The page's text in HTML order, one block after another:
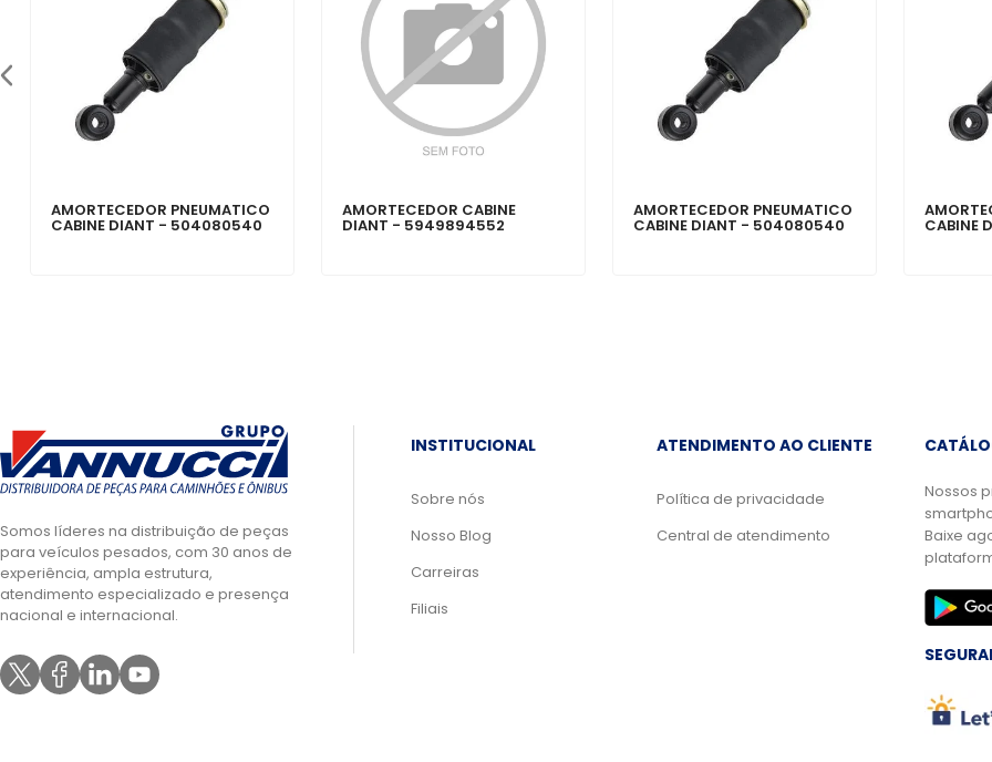
AMORTECEDOR PNEUMATICO
CABINE DIANT - 504080540
AMORTECEDOR CABINE
DIANT - 5949894552
AMORTECEDOR PNEUMATICO
CABINE DIANT - 504080540 CABINE
Somos líderes na distribuição de peças
para veículos pesados, com 30 anos de
experiência, ampla estrutura,
atendimento especializado e presença
nacional e internacional.
INSTITUCIONAL
Sobre nós
Nosso Blog
Carreiras
Filiais
ATENDIMENTO AO CLIENTE
Política de privacidade
Central de atendimento
Nossos
Baixe